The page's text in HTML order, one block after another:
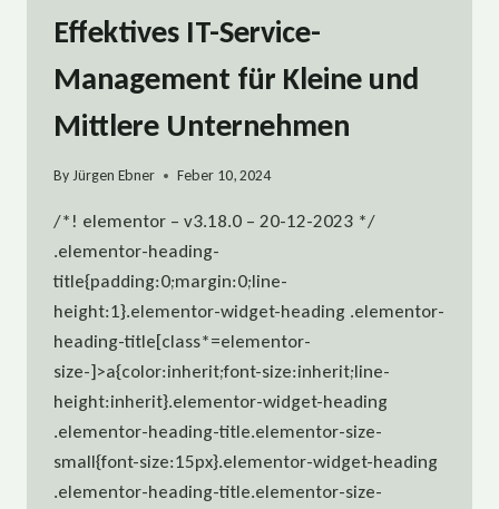
Effektives IT-Service-
Management für Kleine und
Mittlere Unternehmen
ByJürgen Ebner Feber 10, 2024
/*! elementor – v3.18.0 – 20-12-2023 */
.elementor-heading-
title{padding:0;margin:0;line-
height:1}.elementor-widget-heading .elementor-
heading-title[class*=elementor-
size-]>a{color:inherit;font-size:inherit;line-
height:inherit}.elementor-widget-heading
.elementor-heading-title.elementor-size-
small{font-size:15px}.elementor-widget-heading
.elementor-heading-title.elementor-size-